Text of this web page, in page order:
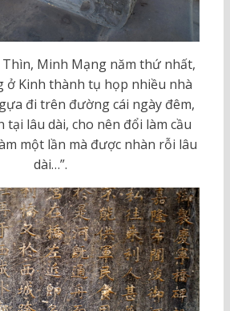
Thìn, Minh Mạng năm thứ nhất,
ở Kinh thành tụ họp nhiều nhà
đi trên đường cái ngày đêm,
tại lâu dài, cho nên đổi làm cầu
một lần mà được nhàn rỗi lâu
dài…”.